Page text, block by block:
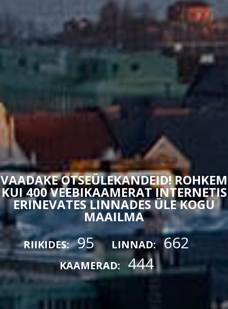
VAADAKE OTSEÜLEKANDEID! ROHKEM
KUI 400 VEEBIKAAMERAT INTERNETIS
ERINEVATES LINNADES ÜLE KOGU
MAAILMA
RIIKIDES: 95 LINNAD: 662
KAAMERAD: 444